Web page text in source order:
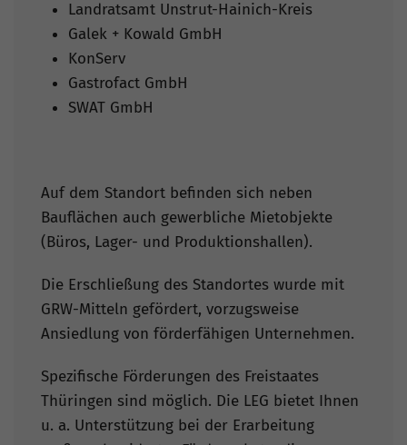
Landratsamt Unstrut-Hainich-Kreis
Galek + Kowald GmbH
KonServ
Gastrofact GmbH
SWAT GmbH
Auf dem Standort befinden sich neben
Bauflächen auch gewerbliche Mietobjekte
(Büros, Lager- und Produktionshallen).
Die Erschließung des Standortes wurde mit
GRW-Mitteln gefördert, vorzugsweise
Ansiedlung von förderfähigen Unternehmen.
Spezifische Förderungen des Freistaates
Thüringen sind möglich. Die LEG bietet Ihnen
u. a. Unterstützung bei der Erarbeitung